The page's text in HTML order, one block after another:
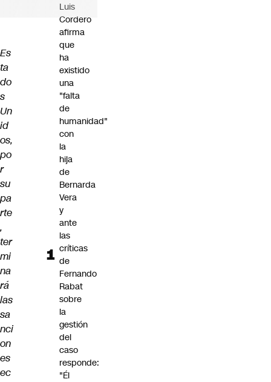
Es
ta
do
s
Un
id
os,
po
r
su
pa
rte
,
ter
mi
na
rá
las
sa
nci
on
es
ec
Luis
Cordero
afirma
que
ha
existido
una
"falta
de
humanidad"
con
la
hija
de
Bernarda
Vera
y
ante
las
críticas
de
Fernando
Rabat
sobre
la
gestión
del
caso
responde:
"Él